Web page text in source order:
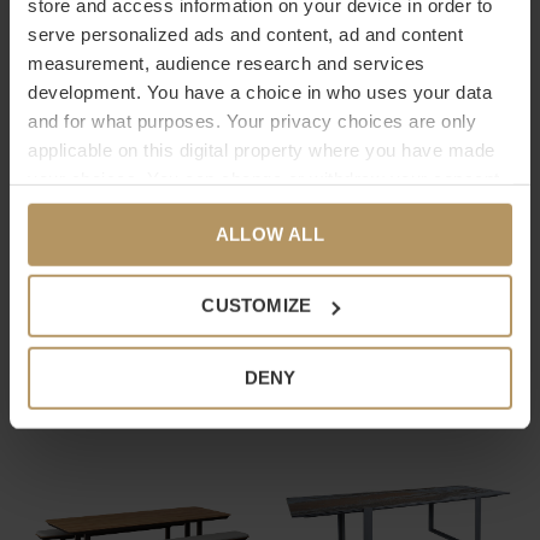
store and access information on your device in order to
serve personalized ads and content, ad and content
measurement, audience research and services
development. You have a choice in who uses your data
and for what purposes. Your privacy choices are only
applicable on this digital property where you have made
any time from the Cookie Declaration or by clicking on
the Privacy trigger icon.
If you allow, we would also like to:
Identify your device by actively scanning it for
and set your preferences in the
details section.
ALLOW ALL
CUSTOMIZE
DENY
OUTDOOR - SAND FINISH
'MARATEA' - 280-400 CM -
BRONZE
€3.299,00